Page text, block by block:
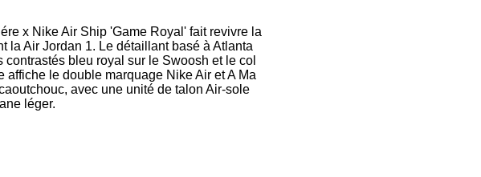
x Nike Air Ship 'Game Royal' fait revivre la
la Air Jordan 1. Le détaillant basé à Atlanta
bleu royal sur le Swoosh et le col
le double marquage Nike Air et A Ma
avec une unité de talon Air-sole
léger.